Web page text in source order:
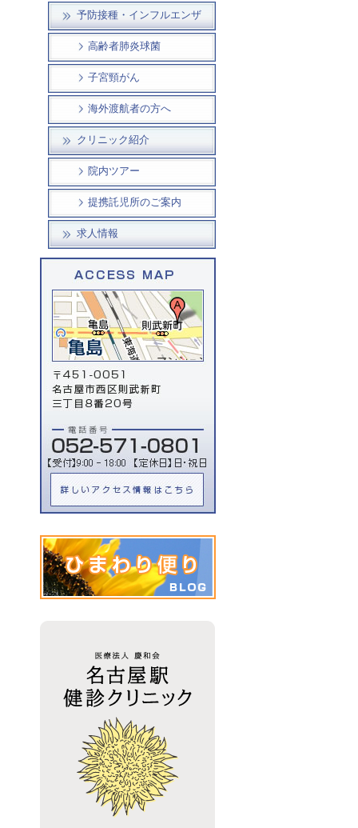
予防接種・インフルエンザ
高齢者肺炎球菌
子宮頸がん
海外渡航者の方へ
クリニック紹介
院内ツアー
提携託児所のご案内
求人情報